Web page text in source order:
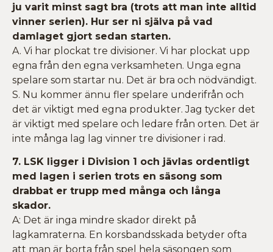
ju varit minst sagt bra (trots att man inte alltid
vinner serien). Hur ser ni själva på vad
damlaget gjort sedan starten.
A. Vi har plockat tre divisioner. Vi har plockat upp
egna från den egna verksamheten. Unga egna
spelare som startar nu. Det är bra och nödvändigt.
S. Nu kommer ännu fler spelare underifrån och
det är viktigt med egna produkter. Jag tycker det
är viktigt med spelare och ledare från orten. Det är
inte många lag lag vinner tre divisioner i rad.
7. LSK ligger i Division 1 och jävlas ordentligt
med lagen i serien trots en säsong som
drabbat er trupp med många och långa
skador.
A: Det är inga mindre skador direkt på
lagkamraterna. En korsbandsskada betyder ofta
att man är borta från spel hela säsongen som